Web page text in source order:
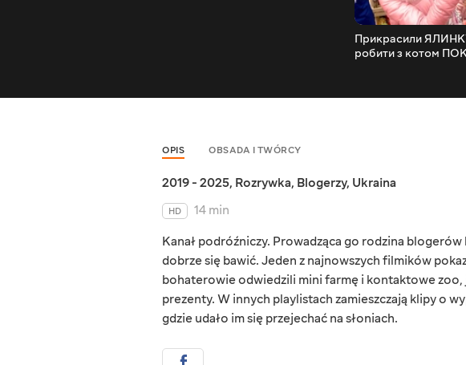
Прикрасили
робити з котом
OPIS OBSADA I TWÓRCY
2019 - 2025, Rozrywka, Blogerzy, Ukraina
HD
14 min
Kanał podróźniczy. Prowadząca go rodzina
dobrze się bawić. Jeden z najnowszych filmików
bohaterowie odwiedzili mini farmę i kontaktowe zoo,
prezenty. W innych playlistach zamieszczają klipy o
gdzie udało im się przejechać na słoniach.